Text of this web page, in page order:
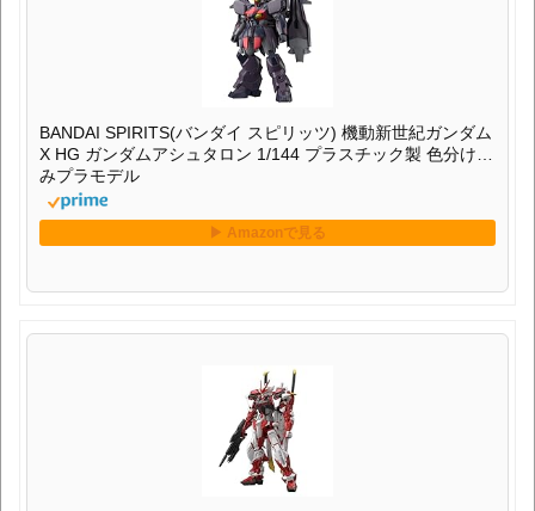
BANDAI SPIRITS(バンダイ スピリッツ) 機動新世紀ガンダム
X HG ガンダムアシュタロン 1/144 プラスチック製 色分け済
みプラモデル